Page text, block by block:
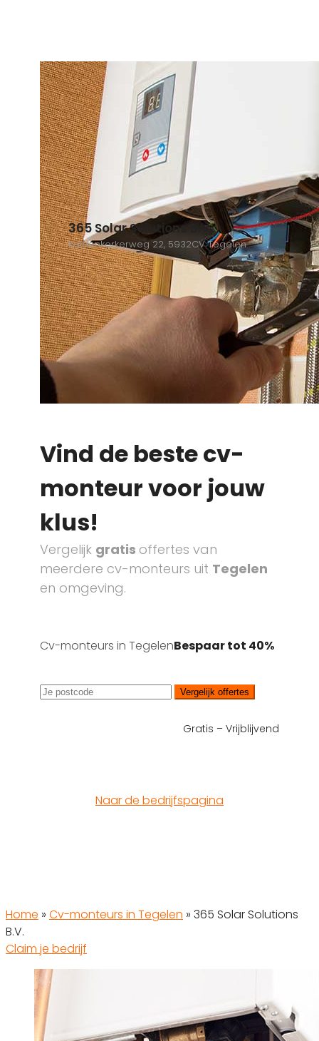
365 Solar Solutions B.V.
Kaldenkerkerweg 22, 5932CV Tegelen
Vind de beste cv-
monteur voor jouw
klus!
Vergelijk gratis offertes van
meerdere cv-monteurs uit Tegelen
en omgeving.
Cv-monteurs in TegelenBespaar tot 40%
Vergelijk offertes
Gratis – Vrijblijvend
Naar de bedrijfspagina
Home » Cv-monteurs in Tegelen » 365 Solar Solutions
B.V.
Claim je bedrijf